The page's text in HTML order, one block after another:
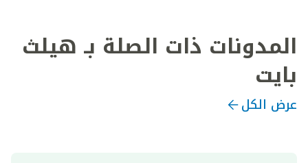
المدونات ذات الصلة بـ هيلث
بايت
عرض الكل